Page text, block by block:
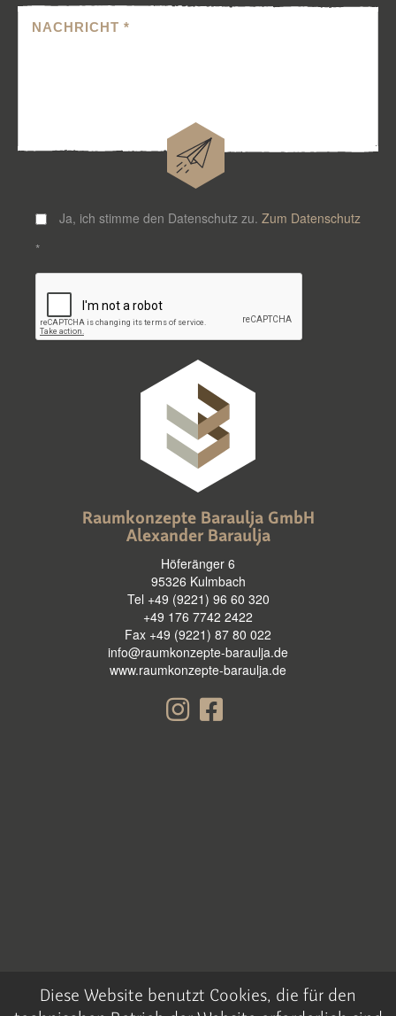
Diese Website benutzt Cookies, die für den
Ja, ich stimme den Datenschutz zu. Zum Datenschutz
*
Raumkonzepte Baraulja GmbH
Alexander Baraulja
Höferänger 6
95326 Kulmbach
Tel +49 (9221) 96 60 320
+49 176 7742 2422
Fax +49 (9221) 87 80 022
info@raumkonzepte-baraulja.de
www.raumkonzepte-baraulja.de